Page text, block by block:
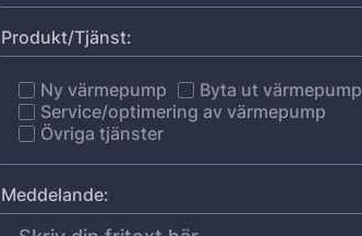
Produkt/Tjänst:
Ny värmepump
Byta ut värmepump
Service/optimering av värmepump
Övriga tjänster
Meddelande: